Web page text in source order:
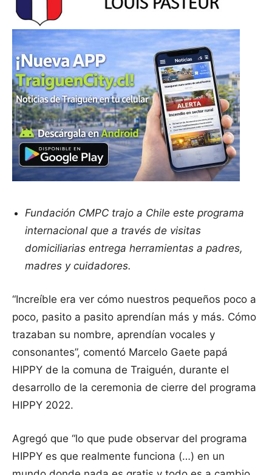
Fundación CMPC trajo a Chile este programa
internacional que a través de visitas
domiciliarias entrega herramientas a padres,
madres y cuidadores.
“Increíble era ver cómo nuestros pequeños poco a
poco, pasito a pasito aprendían más y más. Cómo
trazaban su nombre, aprendían vocales y
consonantes”, comentó Marcelo Gaete papá
HIPPY de la comuna de Traiguén, durante el
desarrollo de la ceremonia de cierre del programa
HIPPY 2022.
Agregó que “lo que pude observar del programa
HIPPY es que realmente funciona (…) en un